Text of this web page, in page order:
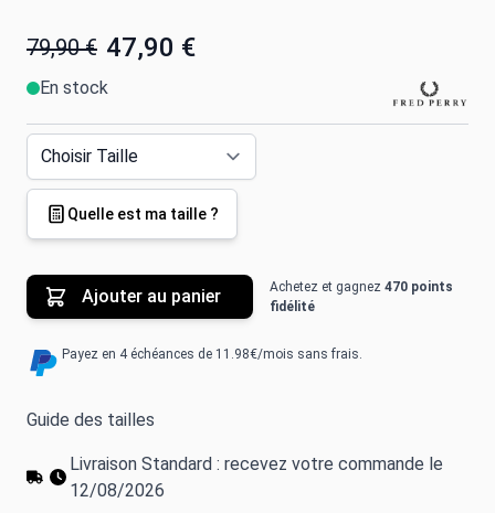
79,90 € 47,90 €
En stock
Quelle est ma taille ?
Ajouter au panier Achetez et gagnez 470 points
fidélité
Payez en 4 échéances de 11.98€/mois sans frais.
Guide des tailles
Livraison Standard : recevez votre commande le
12/08/2026